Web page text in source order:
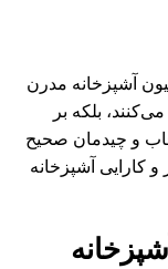
آشپزخانه مدرن
بلکه بر
و چیدمان صحیح
کارایی آشپزخانه